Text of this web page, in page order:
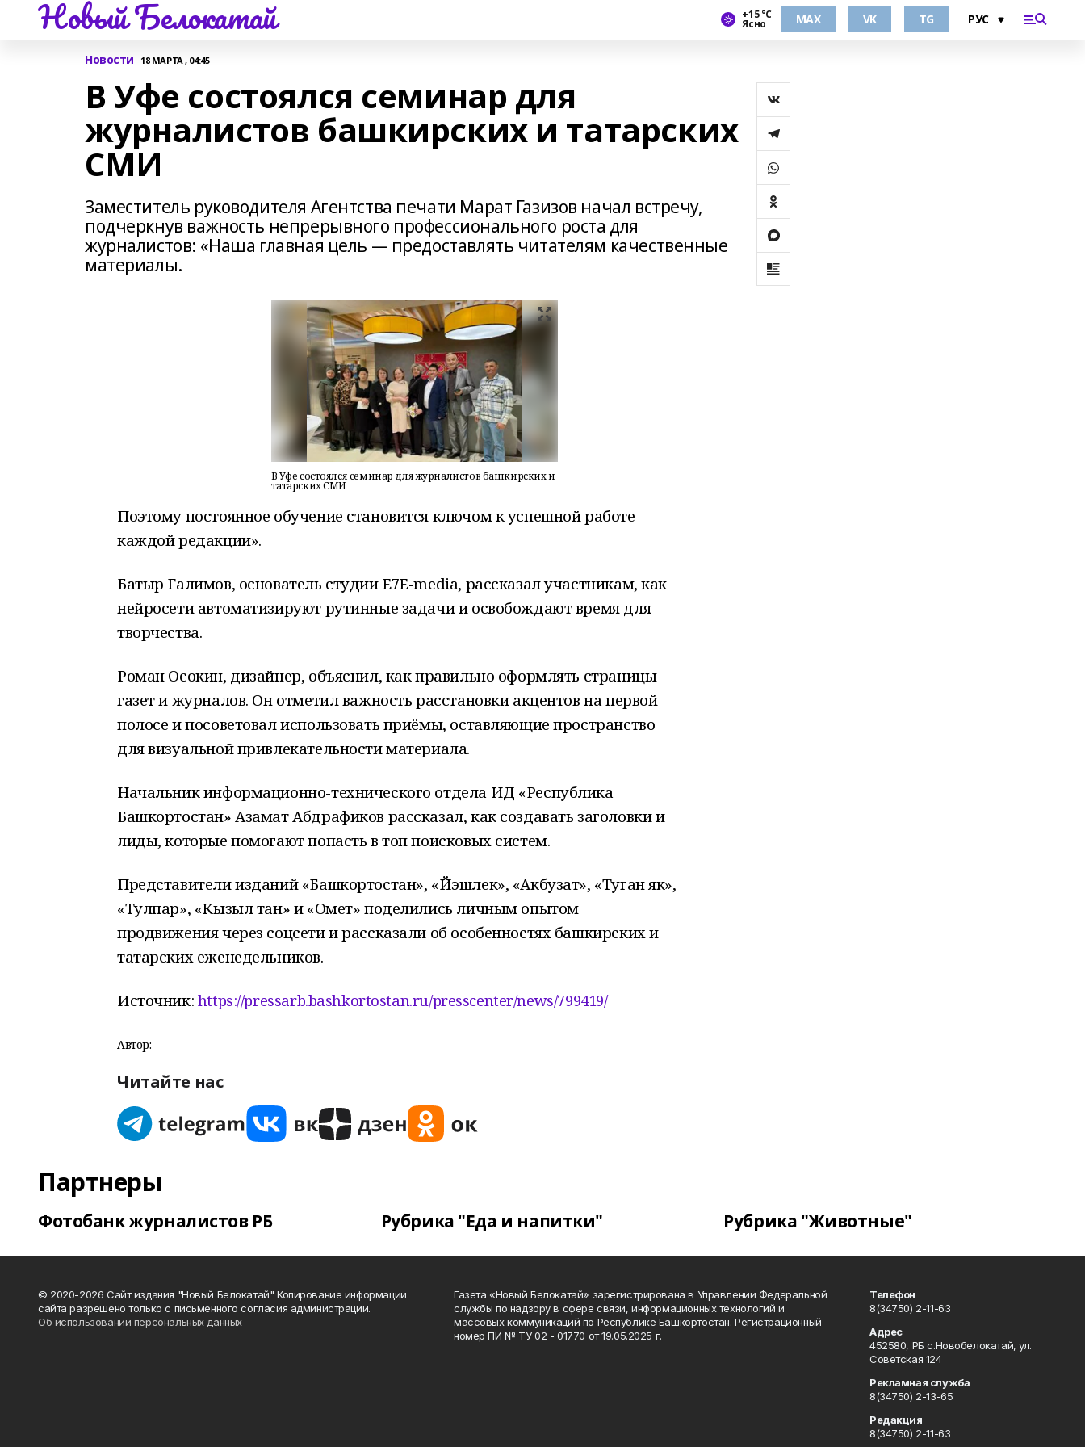
Новый Белокатай +15 °С
Ясно MAX VK TG
Новости 18 МАРТА , 04:45
В Уфе состоялся семинар для
журналистов башкирских и татарских
СМИ
Заместитель руководителя Агентства печати Марат Газизов начал встречу,
подчеркнув важность непрерывного профессионального роста для
журналистов: «Наша главная цель — предоставлять читателям качественные
материалы.
В Уфе состоялся семинар для журналистов башкирских и
татарских СМИ
Поэтому постоянное обучение становится ключом к успешной работе
каждой редакции».
Батыр Галимов, основатель студии Е7Е-media, рассказал участникам, как
нейросети автоматизируют рутинные задачи и освобождают время для
творчества.
Роман Осокин, дизайнер, объяснил, как правильно оформлять страницы
газет и журналов. Он отметил важность расстановки акцентов на первой
полосе и посоветовал использовать приёмы, оставляющие пространство
для визуальной привлекательности материала.
Начальник информационно-технического отдела ИД «Республика
Башкортостан» Азамат Абдрафиков рассказал, как создавать заголовки и
лиды, которые помогают попасть в топ поисковых систем.
Представители изданий «Башкортостан», «Йэшлек», «Акбузат», «Туган як»,
«Тулпар», «Кызыл тан» и «Омет» поделились личным опытом
продвижения через соцсети и рассказали об особенностях башкирских и
татарских еженедельников.
Источник: https://pressarb.bashkortostan.ru/presscenter/news/799419/
Автор:
Читайте нас
Партнеры
Фотобанк журналистов РБ Рубрика "Еда и напитки" Рубрика "Животные"
© 2020-2026 Сайт издания "Новый Белокатай" Копирование информации
сайта разрешено только с письменного согласия администрации.
Об использовании персональных данных
Газета «Новый Белокатай» зарегистрирована в Управлении Федеральной
службы по надзору в сфере связи, информационных технологий и
массовых коммуникаций по Республике Башкортостан. Регистрационный
номер ПИ № ТУ 02 - 01770 от 19.05.2025 г.
Телефон
8(34750) 2-11-63
Адрес
452580, РБ с.Новобелокатай, ул.
Советская 124
Рекламная служба
8(34750) 2-13-65
Редакция
8(34750) 2-11-63